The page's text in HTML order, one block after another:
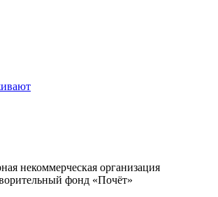
некоммерческая организация
фонд «Почёт»